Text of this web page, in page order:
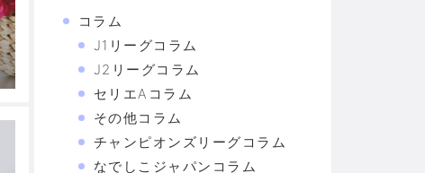
コラム
J1リーグコラム
J2リーグコラム
セリエAコラム
その他コラム
チャンピオンズリーグコラム
なでしこジャパンコラム